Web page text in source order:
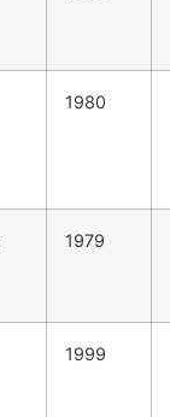
1980
1979
1999